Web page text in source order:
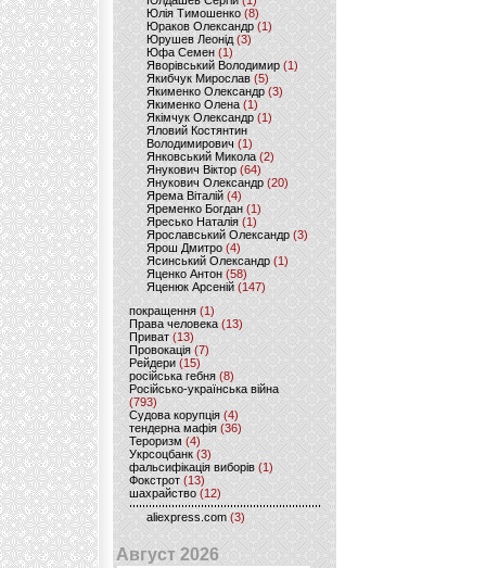
Юлія Тимошенко (8)
Юраков Олександр (1)
Юрушев Леонід (3)
Юфа Семен (1)
Яворівський Володимир (1)
Якибчук Мирослав (5)
Якименко Олександр (3)
Якименко Олена(1)
Якімчук Олександр (1)
Яловий Костянтин
Володимирович (1)
Янковський Микола(2)
Янукович Віктор (64)
Янукович Олександр(20)
Ярема Віталій(4)
Яременко Богдан(1)
Яресько Наталія(1)
Ярославський Олександр (3)
Ярош Дмитро (4)
Ясинський Олександр (1)
Яценко Антон(58)
Яценюк Арсеній (147)
покращення (1)
Права человека(13)
Приват (13)
Провокація (7)
Рейдери (15)
російська гебня (8)
Російсько-українська війна
(793)
Судова корупція (4)
тендерна мафія (36)
Тероризм (4)
Укрсоцбанк (3)
фальсифікація виборів (1)
Фокстрот(13)
шахрайство (12)
aliexpress.com (3)
Август 2026